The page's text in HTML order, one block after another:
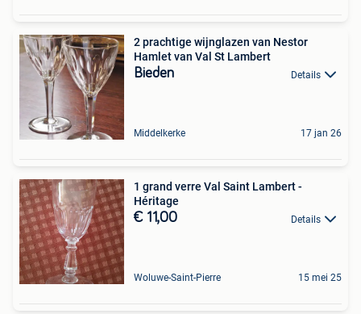
2 prachtige wijnglazen van Nestor
Hamlet van Val St Lambert
Bieden Details
Middelkerke 17 jan 26
1 grand verre Val Saint Lambert -
Héritage
€ 11,00 Details
Woluwe-Saint-Pierre 15 mei 25